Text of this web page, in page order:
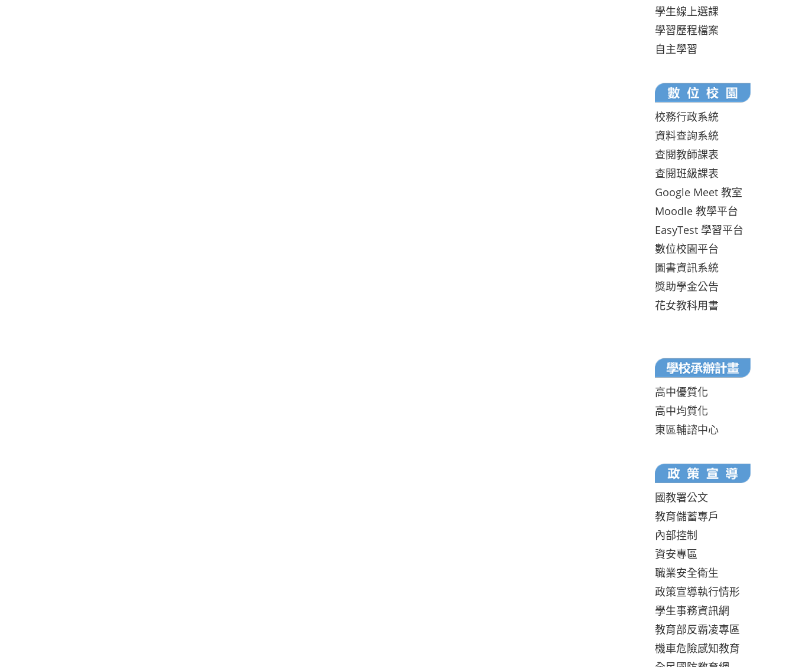
學生線上選課
學習歷程檔案
自主學習
校務行政系統
資料查詢系統
查閱教師課表
查閱班級課表
Google Meet 教室
Moodle 教學平台
EasyTest 學習平台
數位校園平台
圖書資訊系統
獎助學金公告
花女教科用書
高中優質化
高中均質化
東區輔諮中心
國教署公文
教育儲蓄專戶
內部控制
資安專區
職業安全衛生
政策宣導執行情形
學生事務資訊網
教育部反霸凌專區
機車危險感知教育